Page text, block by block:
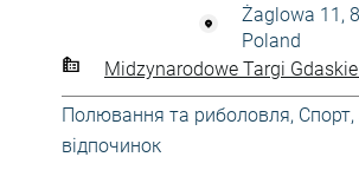
Żaglowa 11,
Poland
Midzynarodowe Targi Gdaskie
Полювання та риболовля,
відпочинок